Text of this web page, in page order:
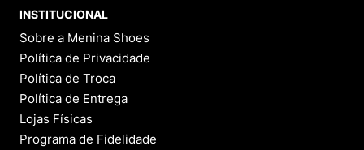
INSTITUCIONAL
Sobre a Menina Shoes
Política de Privacidade
Política de Troca
Política de Entrega
Lojas Físicas
Programa de Fidelidade